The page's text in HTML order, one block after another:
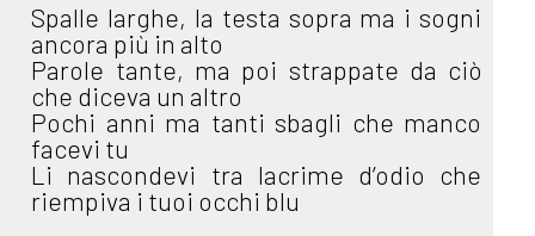
Spalle larghe, la testa sopra ma i sogni
ancora più in alto
Parole tante, ma poi strappate da ciò
che diceva un altro
Pochi anni ma tanti sbagli che manco
facevi tu
Li nascondevi tra lacrime d’odio che
riempiva i tuoi occhi blu